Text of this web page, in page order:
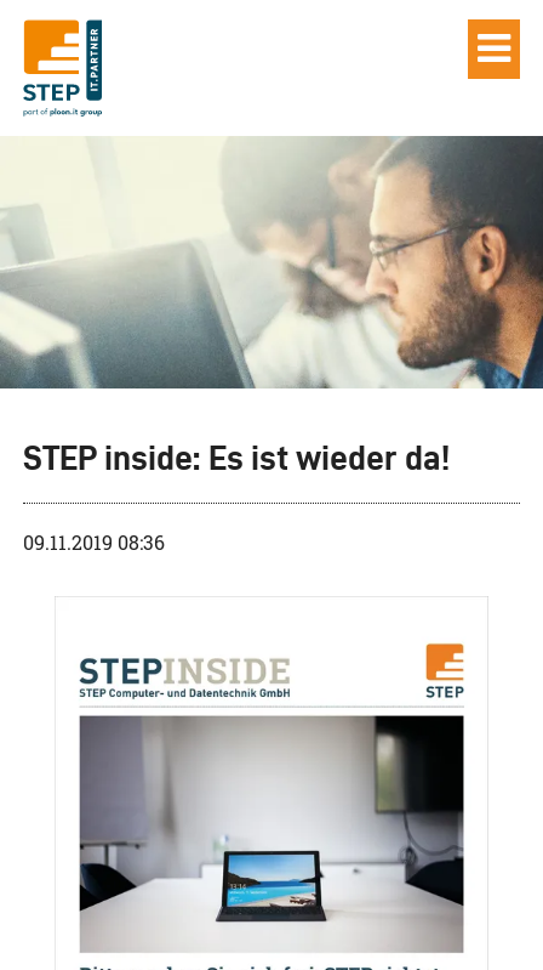
STEP inside: Es ist wieder da!
09.11.2019 08:36